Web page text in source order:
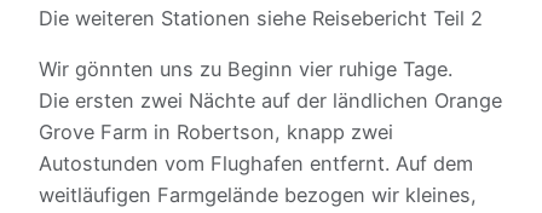
Die weiteren Stationen siehe Reisebericht Teil 2
Wir gönnten uns zu Beginn vier ruhige Tage.
Die ersten zwei Nächte auf der ländlichen Orange
Grove Farm in Robertson, knapp zwei
Autostunden vom Flughafen entfernt. Auf dem
weitläufigen Farmgelände bezogen wir kleines,